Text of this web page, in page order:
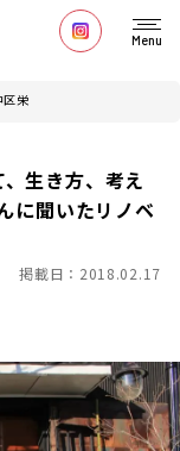
Menu
区栄
生き方、考え
に聞いたリノベ
掲載日：2018.02.17